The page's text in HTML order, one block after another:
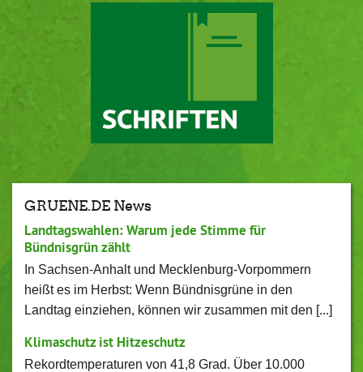
GRUENE.DE News
Landtagswahlen: Warum jede Stimme für
Bündnisgrün zählt
In Sachsen-Anhalt und Mecklenburg-Vorpommern
heißt es im Herbst: Wenn Bündnisgrüne in den
Landtag einziehen, können wir zusammen mit den [...]
Klimaschutz ist Hitzeschutz
Rekordtemperaturen von 41,8 Grad. Über 10.000